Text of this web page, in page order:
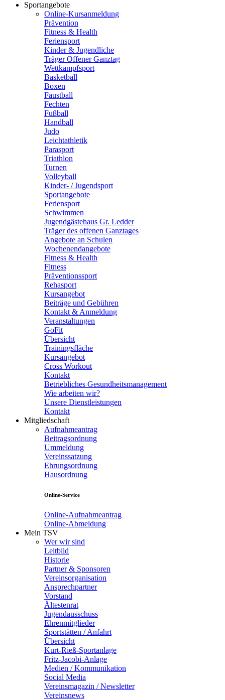
Sportangebote
Online-Kursanmeldung
Prävention
Fitness & Health
Feriensport
Kinder & Jugendliche
Träger Offener Ganztag
Wettkampfsport
Basketball
Boxen
Faustball
Fechten
Fußball
Handball
Judo
Leichtathletik
Parasport
Triathlon
Turnen
Volleyball
Kinder- / Jugendsport
Sportangebote
Feriensport
Schwimmen
Jugendgästehaus Gr. Ledder
Träger des offenen Ganztages
Angebote an Schulen
Wochenendangebote
Fitness & Health
Fitness
Präventionssport
Rehasport
Kursangebot
Beiträge und Gebühren
Kontakt & Anmeldung
Veranstaltungen
GoFit
Übersicht
Trainingsfläche
Kursangebot
Cross Workout
Kontakt
Betriebliches Gesundheitsmanagement
Wie arbeiten wir?
Unsere Dienstleistungen
Kontakt
Mitgliedschaft
Aufnahmeantrag
Beitragsordnung
Ummeldung
Vereinssatzung
Ehrungsordnung
Hausordnung
Online-Service
Online-Aufnahmeantrag
Online-Abmeldung
Mein TSV
Wer wir sind
Leitbild
Historie
Partner & Sponsoren
Vereinsorganisation
Ansprechpartner
Vorstand
Ältestenrat
Jugendausschuss
Ehrenmitglieder
Sportstätten / Anfahrt
Übersicht
Kurt-Rieß-Sportanlage
Fritz-Jacobi-Anlage
Medien / Kommunikation
Social Media
Vereinsmagazin / Newsletter
Vereinsnews